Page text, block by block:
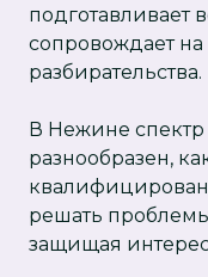
подготавливает
сопровождает
разбирательства.
В Нежине спектр
разнообразен,
решать
защищая